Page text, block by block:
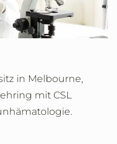
in Melbourne,
mit CSL